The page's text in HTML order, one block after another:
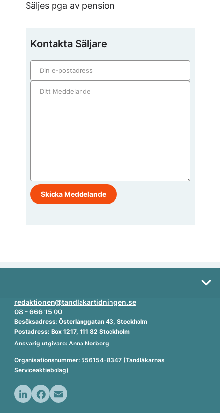
Säljes pga av pension
Kontakta Säljare
redaktionen@tandlakartidningen.se
08 - 666 15 00
Besöksadress: Österlånggatan 43, Stockholm
Postadress: Box 1217, 111 82 Stockholm
Ansvarig utgivare: Anna Norberg
Organisationsnummer: 556154-8347 (Tandläkarnas
Serviceaktiebolag)